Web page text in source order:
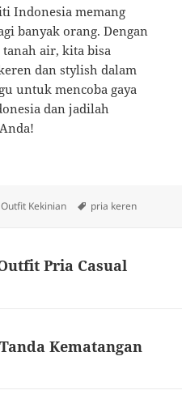
Indonesia memang
banyak orang. Dengan
air, kita bisa
dan stylish dalam
untuk mencoba gaya
dan jadilah
Categories
Outfit Kekinian Tags
pria keren
Pria Casual
Kematangan